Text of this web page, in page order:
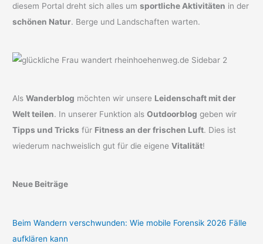
diesem Portal dreht sich alles umsportliche Aktivitäten in der
schönen Natur. Berge und Landschaften warten.
AlsWanderblog möchten wir unsere Leidenschaft mit der
Welt teilen. In unserer Funktion alsOutdoorblog geben wir
Tipps und Tricks für Fitness an der frischen Luft. Dies ist
wiederum nachweislich gut für die eigeneVitalität!
Neue Beiträge
Beim Wandern verschwunden: Wie mobile Forensik 2026 Fälle
aufklären kann